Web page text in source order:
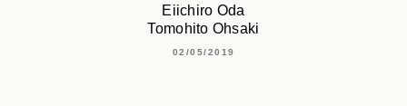
Eiichiro Oda
Tomohito Ohsaki
02/05/2019